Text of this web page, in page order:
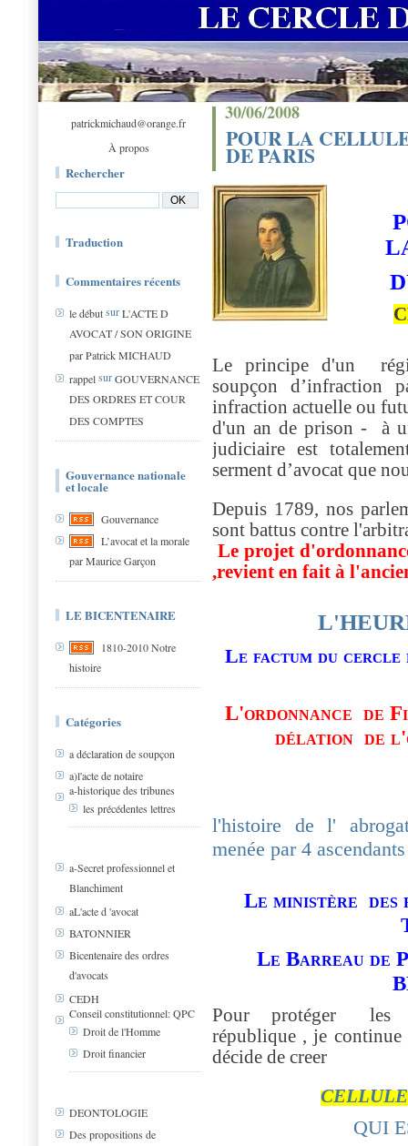
patrickmichaud@orange.fr
À propos
Rechercher
Traduction
Commentaires récents
le débutsurL'ACTE D
AVOCAT / SON ORIGINE
par Patrick MICHAUD
rappelsurGOUVERNANCE
DES ORDRES ET COUR
DES COMPTES
Gouvernance nationale
et locale
Gouvernance
L’avocat et la morale
par Maurice Garçon
LE BICENTENAIRE
1810-2010 Notre
histoire
Catégories
a déclaration de soupçon
a)l'acte de notaire
a-historique des tribunes
les précédentes lettres
a-Secret professionnel et
Blanchiment
aL'acte d 'avocat
BATONNIER
Bicentenaire des ordres
d'avocats
CEDH
Conseil constitutionnel: QPC
Droit de l'Homme
Droit financier
DEONTOLOGIE
Des propositions de
30/06/2008
POUR LA
DE PARIS
Le principe d'un
soupçon d’infraction
infraction actuelle ou
d'un an de prison -
à
judiciaire est
serment d’avocat que
Depuis 1789, nos
sont battus contre
Le projet
,revient en fait à
Le factum du cercle
L'ordonnance de
délation de
l'histoire de l'
menée par 4
Le ministère des
Le Barreau de
Pour protéger les
république , je continue
décide de creer
QUI